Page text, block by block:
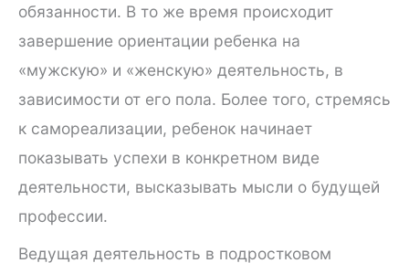
обязанности. В то же время происходит
завершение ориентации ребенка на
«мужскую» и «женскую» деятельность, в
зависимости от его пола. Более того, стремясь
к самореализации, ребенок начинает
показывать успехи в конкретном виде
деятельности, высказывать мысли о будущей
профессии.
Ведущая деятельность в подростковом